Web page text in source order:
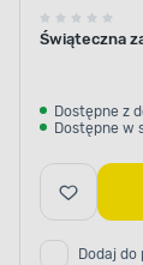
Świąteczna
Dostępne z
Dostępne w
Dodaj